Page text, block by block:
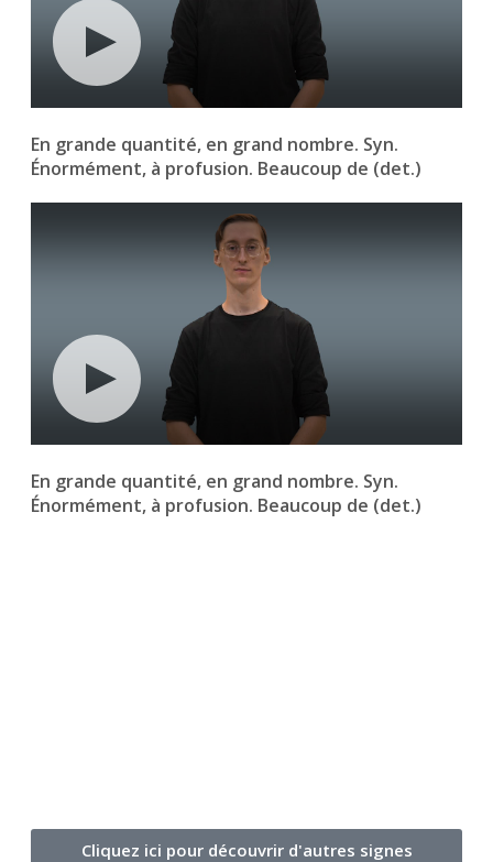
En grande quantité, en grand nombre. Syn.
Énormément, à profusion. Beaucoup de (det.)
En grande quantité, en grand nombre. Syn.
Énormément, à profusion. Beaucoup de (det.)
Cliquez ici pour découvrir d'autres signes